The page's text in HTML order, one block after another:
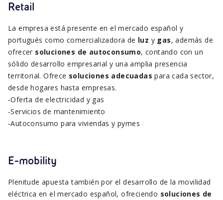
Retail
La empresa está presente en el mercado español y
portugués como comercializadora de luz y gas, además de
ofrecer soluciones de autoconsumo, contando con un
sólido desarrollo empresarial y una amplia presencia
territorial. Ofrece soluciones adecuadas para cada sector,
desde hogares hasta empresas.
‑Oferta de electricidad y gas
‑Servicios de mantenimiento
‑Autoconsumo para viviendas y pymes
E-mobility
Plenitude apuesta también por el desarrollo de la movilidad
eléctrica en el mercado español, ofreciendo soluciones de